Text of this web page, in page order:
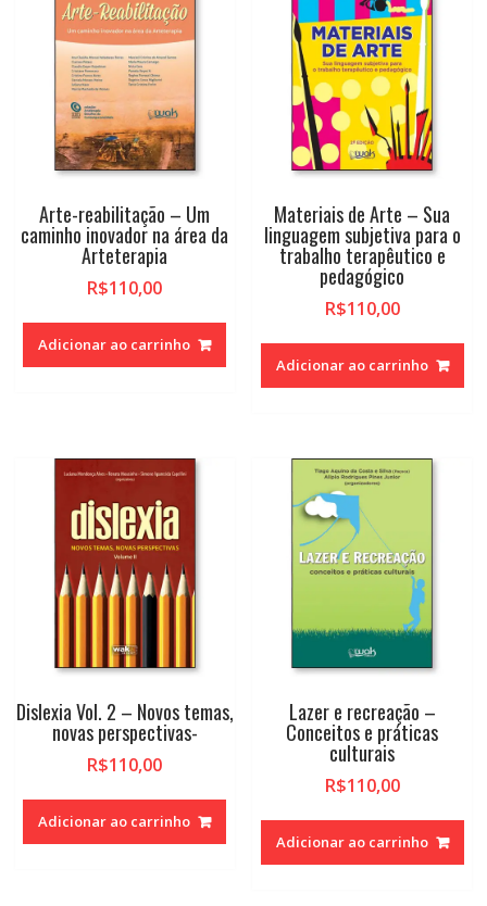
Arte-reabilitação – Um
caminho inovador na área da
Arteterapia
R$110,00
Adicionar ao carrinho
Materiais de Arte – Sua
linguagem subjetiva para o
trabalho terapêutico e
pedagógico
R$110,00
Adicionar ao carrinho
Dislexia Vol. 2 – Novos temas,
novas perspectivas-
R$110,00
Adicionar ao carrinho
Lazer e recreação –
Conceitos e práticas
culturais
R$110,00
Adicionar ao carrinho